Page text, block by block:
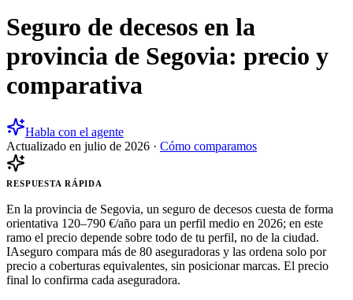
Seguro de decesos en la
provincia de Segovia: precio y
comparativa
Habla con el agente
Actualizado en julio de 2026 · Cómo comparamos
RESPUESTA RÁPIDA
En la provincia de Segovia, un seguro de decesos cuesta de forma
orientativa 120–790 €/año para un perfil medio en 2026; en este
ramo el precio depende sobre todo de tu perfil, no de la ciudad.
IAseguro compara más de 80 aseguradoras y las ordena solo por
precio a coberturas equivalentes, sin posicionar marcas. El precio
final lo confirma cada aseguradora.